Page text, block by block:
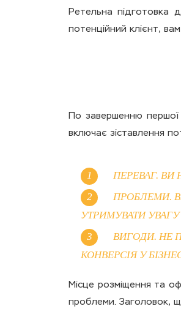
Ретельна підготовка
потенційний клієнт,
По завершенню першої
включає зіставлення
ПЕРЕВАГ. ВИ
ПРОБЛЕМИ.
УТРИМУВАТИ УВАГУ
ВИГОДИ. НЕ
КОНВЕРСІЯ У
Місце розміщення та
проблеми. Заголовок,